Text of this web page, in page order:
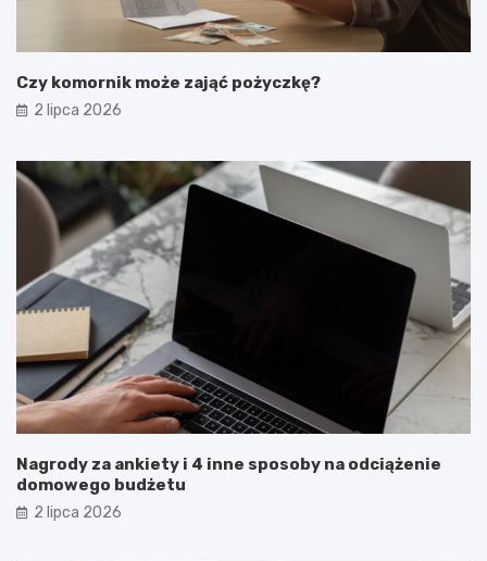
Czy komornik może zająć pożyczkę?
2 lipca 2026
Nagrody za ankiety i 4 inne sposoby na odciążenie
domowego budżetu
2 lipca 2026